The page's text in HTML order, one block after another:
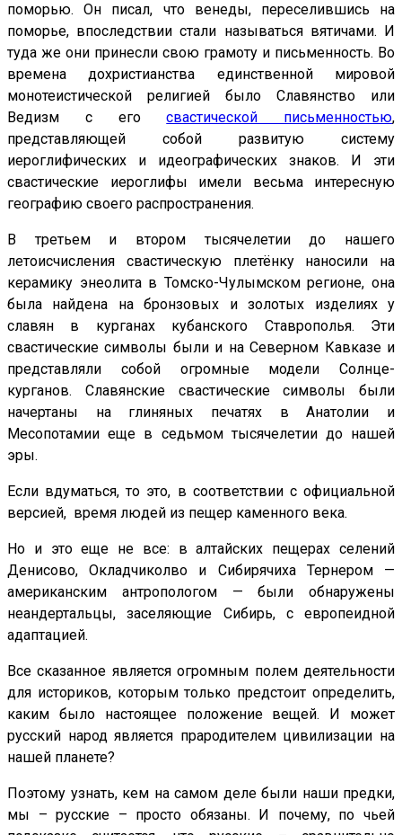
поморью. Он писал, что венеды, переселившись на
поморье, впоследствии стали называться вятичами. И
туда же они принесли свою грамоту и письменность. Во
времена дохристианства единственной мировой
монотеистической религией было Славянство или
Ведизм с егосвастической письменностью,
представляющей собой развитую систему
иероглифических и идеографических знаков. И эти
свастические иероглифы имели весьма интересную
географию своего распространения.
В третьем и втором тысячелетии до нашего
летоисчисления свастическую плетёнку наносили на
керамику энеолита в Томско-Чулымском регионе, она
была найдена на бронзовых и золотых изделиях у
славян в курганах кубанского Ставрополья. Эти
свастические символы были и на Северном Кавказе и
представляли собой огромные модели Солнце-
курганов. Славянские свастические символы были
начертаны на глиняных печатях в Анатолии и
Месопотамии еще в седьмом тысячелетии до нашей
эры.
Если вдуматься, то это, в соответствии с официальной
версией, время людей из пещер каменного века.
Но и это еще не все: в алтайских пещерах селений
Денисово, Окладчиколво и Сибирячиха Тернером —
американским антропологом — были обнаружены
неандертальцы, заселяющие Сибирь, с европеидной
адаптацией.
Все сказанное является огромным полем деятельности
для историков, которым только предстоит определить,
каким было настоящее положение вещей. И может
русский народ является прародителем цивилизации на
нашей планете?
Поэтому узнать, кем на самом деле были наши предки,
мы – русские – просто обязаны. И почему, по чьей